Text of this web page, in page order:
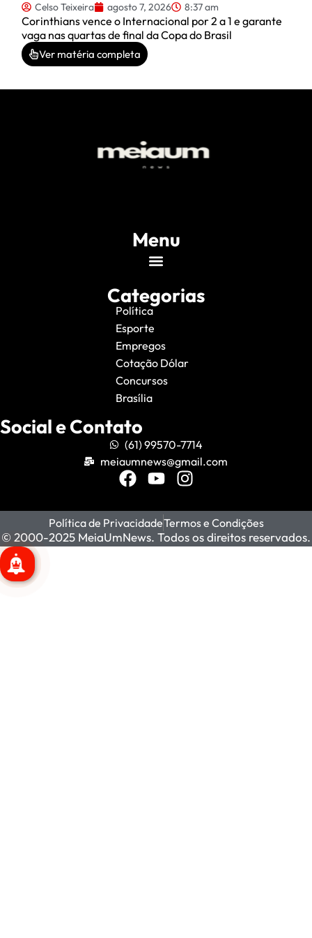
Celso Teixeira agosto 7, 2026 8:37 am
Corinthians vence o Internacional por 2 a 1 e garante
vaga nas quartas de final da Copa do Brasil
Ver matéria completa
Menu
Categorias
Política
Esporte
Empregos
Cotação Dólar
Concursos
Brasília
Social e Contato
(61) 99570-7714
meiaumnews@gmail.com
Política de PrivacidadeTermos e Condições
© 2000-2025 MeiaUmNews. Todos os direitos reservados.